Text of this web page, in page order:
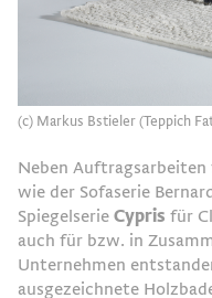
(c) Markus Bstieler (Teppich
Neben
wie der Sofaserie
Spiegelserie Cypris für
auch für bzw. in
Unternehmen
ausgezeichnete